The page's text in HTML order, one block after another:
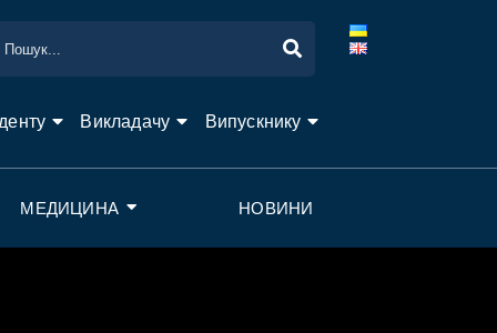
Викладачу Випускнику
МЕДИЦИНА НОВИНИ